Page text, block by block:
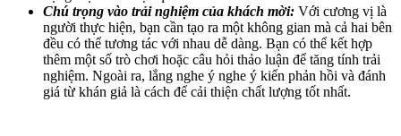
Chú trọng vào trải nghiệm của khách mời: Với cương vị là
người thực hiện, bạn cần tạo ra một không gian mà cả hai bên
đều có thể tương tác với nhau dễ dàng. Bạn có thể kết hợp
thêm một số trò chơi hoặc câu hỏi thảo luận để tăng tính trải
nghiệm. Ngoài ra, lắng nghe ý nghe ý kiến phản hồi và đánh
giá từ khán giả là cách để cải thiện chất lượng tốt nhất.